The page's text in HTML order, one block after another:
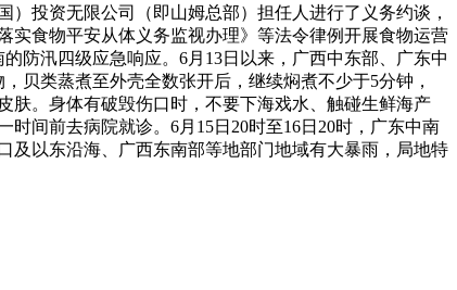
投资无限公司（即山姆总部）担任人进行了义务约谈，
实食物平安从体义务监视办理》等法令律例开展食物运营
防汛四级应急响应。6月13日以来，广西中东部、广东中
贝类蒸煮至外壳全数张开后，继续焖煮不少于5分钟，
肤。身体有破毁伤口时，不要下海戏水、触碰生鲜海产
间前去病院就诊。6月15日20时至16日20时，广东中南
及以东沿海、广西东南部等地部门地域有大暴雨，局地特